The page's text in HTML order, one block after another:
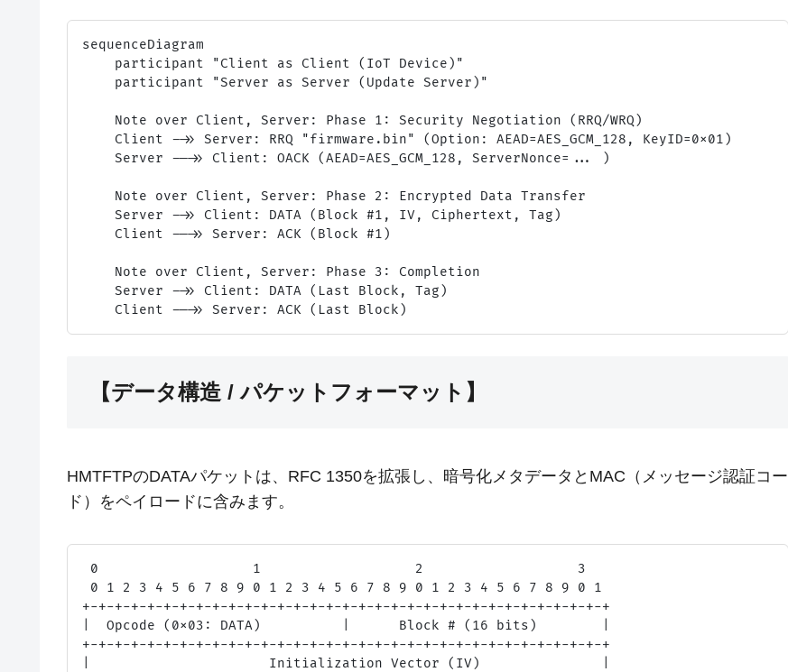
sequenceDiagram
    participant "Client as Client (IoT Device)"
    participant "Server as Server (Update Server)"
    Note over Client, Server: Phase 1: Security Negotiation (RRQ/WRQ)
    Client ->> Server: RRQ "firmware.bin" (Option: AEAD=AES_GCM_128, KeyID=0x01)
    Server -->> Client: OACK (AEAD=AES_GCM_128, ServerNonce=... )
    Note over Client, Server: Phase 2: Encrypted Data Transfer
    Server ->> Client: DATA (Block #1, IV, Ciphertext, Tag)
    Client -->> Server: ACK (Block #1)
    Note over Client, Server: Phase 3: Completion
    Server ->> Client: DATA (Last Block, Tag)
【データ構造 / パケットフォーマット】
HMTFTPのDATAパケットは、RFC 1350を拡張し、暗号化メタデータとMAC（メッセージ認証コー
ド）をペイロードに含みます。
0                   1                   2                   3
0 1 2 3 4 5 6 7 8 9 0 1 2 3 4 5 6 7 8 9 0 1 2 3 4 5 6 7 8 9 0 1
+-+-+-+-+-+-+-+-+-+-+-+-+-+-+-+-+-+-+-+-+-+-+-+-+-+-+-+-+-+-+-+-+
|  Opcode (0x03: DATA)          |      Block # (16 bits)        |
+-+-+-+-+-+-+-+-+-+-+-+-+-+-+-+-+-+-+-+-+-+-+-+-+-+-+-+-+-+-+-+-+
|                      Initialization Vector (IV)               |